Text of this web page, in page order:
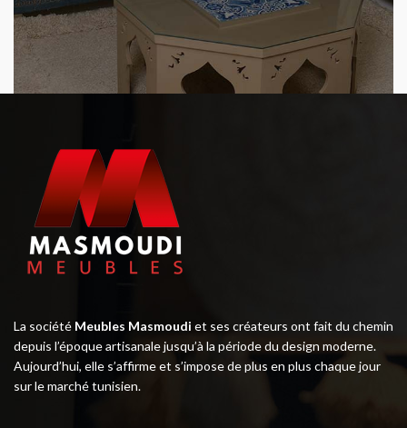
La société Meubles Masmoudi et ses créateurs ont fait du chemin
depuis l’époque artisanale jusqu’à la période du design moderne.
Aujourd’hui, elle s’affirme et s’impose de plus en plus chaque jour
sur le marché tunisien.